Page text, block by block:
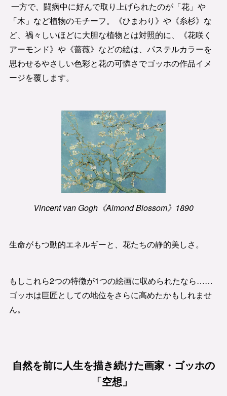
一方で、闘病中に好んで取り上げられたのが「花」や
「木」など植物のモチーフ。《ひまわり》や《糸杉》な
ど、禍々しいほどに大胆な植物とは対照的に、《花咲く
アーモンド》や《薔薇》などの絵は、パステルカラーを
思わせるやさしい色彩と花の可憐さでゴッホの作品イメ
ージを覆します。
Vincent van Gogh《Almond Blossom》1890
生命がもつ動的エネルギーと、花たちの静的美しさ。
もしこれら2つの特徴が1つの絵画に収められたなら……
ゴッホは巨匠としての地位をさらに高めたかもしれませ
ん。
自然を前に人生を描き続けた画家・ゴッホの
「空想」